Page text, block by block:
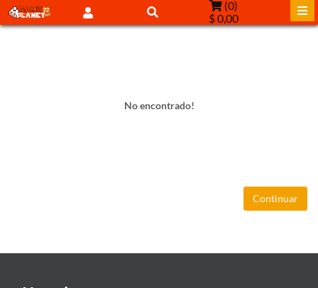
(0)
$ 0,00
No encontrado!
Continuar